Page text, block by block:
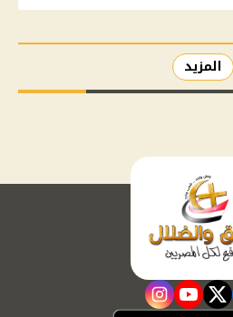
المزيد
twitter
youtube
instagram